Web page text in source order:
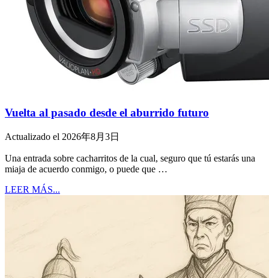
Vuelta al pasado desde el aburrido futuro
Actualizado el 2026年8月3日
Una entrada sobre cacharritos de la cual, seguro que tú estarás una
miaja de acuerdo conmigo, o puede que …
LEER MÁS...